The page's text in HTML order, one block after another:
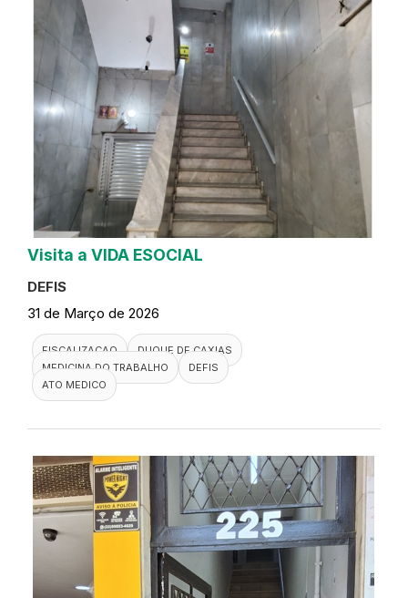
Visita a VIDA ESOCIAL
DEFIS
31 de Março de 2026
FISCALIZACAO
DUQUE DE CAXIAS
MEDICINA DO TRABALHO
DEFIS
ATO MEDICO